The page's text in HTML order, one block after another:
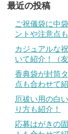
最近の投稿
ご祝儀袋に中
ントや注意点
カジュアルな
いて紹介！（
香典袋が封筒
点も合わせて紹
厄祓い用の白
り方も紹介！
応募はがきの